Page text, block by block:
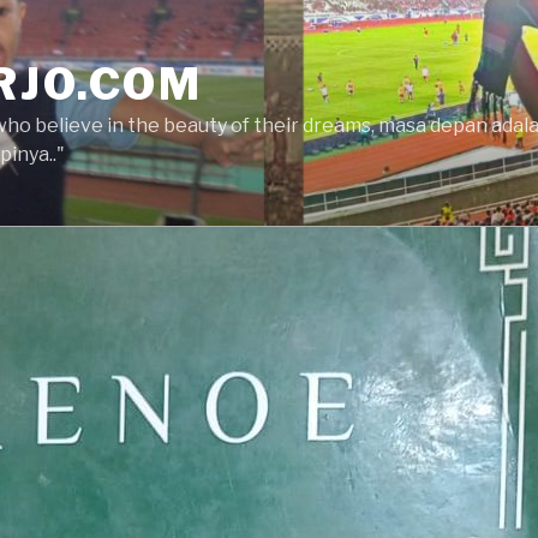
believe in the beauty of their dreams, masa depan